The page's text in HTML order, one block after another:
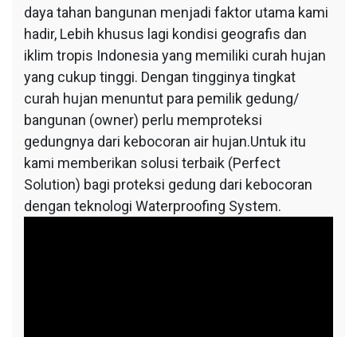
daya tahan bangunan menjadi faktor utama kami
hadir, Lebih khusus lagi kondisi geografis dan
iklim tropis Indonesia yang memiliki curah hujan
yang cukup tinggi. Dengan tingginya tingkat
curah hujan menuntut para pemilik gedung/
bangunan (owner) perlu memproteksi
gedungnya dari kebocoran air hujan.Untuk itu
kami memberikan solusi terbaik (Perfect
Solution) bagi proteksi gedung dari kebocoran
dengan teknologi Waterproofing System.